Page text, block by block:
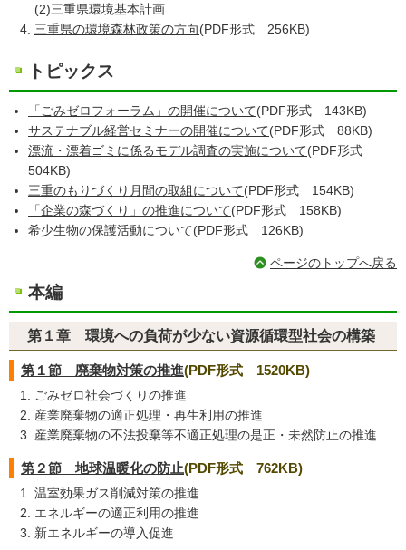
(2)三重県環境基本計画
三重県の環境森林政策の方向(PDF形式 256KB)
トピックス
「ごみゼロフォーラム」の開催について(PDF形式 143KB)
サステナブル経営セミナーの開催について(PDF形式 88KB)
漂流・漂着ゴミに係るモデル調査の実施について(PDF形式
504KB)
三重のもりづくり月間の取組について(PDF形式 154KB)
「企業の森づくり」の推進について(PDF形式 158KB)
希少生物の保護活動について(PDF形式 126KB)
ページのトップへ戻る
本編
第１章 環境への負荷が少ない資源循環型社会の構築
第１節 廃棄物対策の推進(PDF形式 1520KB)
ごみゼロ社会づくりの推進
産業廃棄物の適正処理・再生利用の推進
産業廃棄物の不法投棄等不適正処理の是正・未然防止の推進
第２節 地球温暖化の防止(PDF形式 762KB)
温室効果ガス削減対策の推進
エネルギーの適正利用の推進
新エネルギーの導入促進